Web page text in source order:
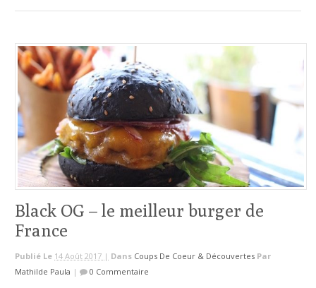
Black OG – le meilleur burger de
France
Publié Le 14 Août 2017 | Dans Coups De Coeur & Découvertes Par
Mathilde Paula | 0 Commentaire